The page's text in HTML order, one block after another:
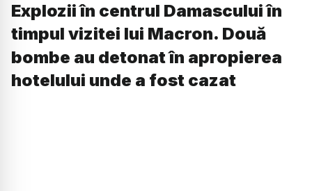
Explozii în centrul Damascului în
timpul vizitei lui Macron. Două
bombe au detonat în apropierea
hotelului unde a fost cazat